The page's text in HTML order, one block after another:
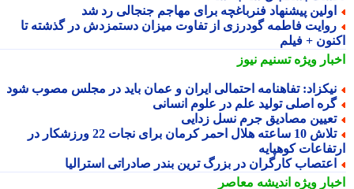
پیشنهاد فنرباغچه برای مهاجم جنجالی رد شد
فاطمه گودرزی از تفاوت میزان دستمزدش در گذشته تا
+ فیلم
ویژهتسنیم نیوز
تفاهنامه احتمالی ایران و عمان باید در مجلس مصوب شود
اصلی تولید علم در علوم انسانی
مصادیق جرم نسل زدایی
تلاش 10 ساعته هلال احمر کرمان برای نجات 22 ورزشکار در
کوهپایه
کارگران در بزرگ ترین بندر صادراتی استرالیا
ویژهاندیشه معاصر